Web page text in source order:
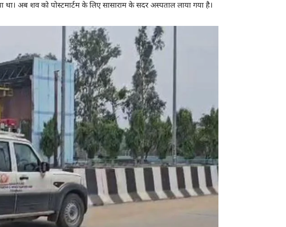
अब शव को पोस्टमार्टम के लिए सासाराम के सदर अस्पताल लाया गया है।